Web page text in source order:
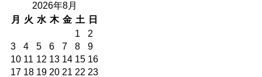
2026年8月
月
火 水 木 金 土
日
1
2
3
4 5 6 7 8
9
10 11 12 13 14 15 16
17 18 19 20 21 22 23